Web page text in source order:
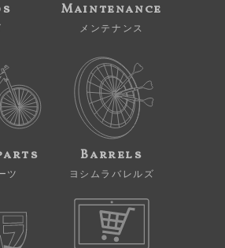
Maintenance
メンテナンス
ツ
Barrels
ヨシムラバレルズ